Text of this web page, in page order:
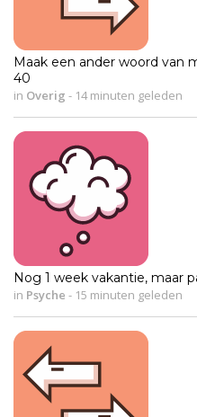
Maak een ander woord van
40
in Overig - 14 minuten geleden
Nog 1 week vakantie, maar
in Psyche - 15 minuten geleden